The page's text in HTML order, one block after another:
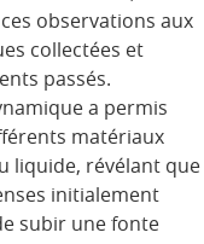
observations aux
collectées et
passés.
a permis
matériaux
liquide, révélant que
initialement
subir une fonte